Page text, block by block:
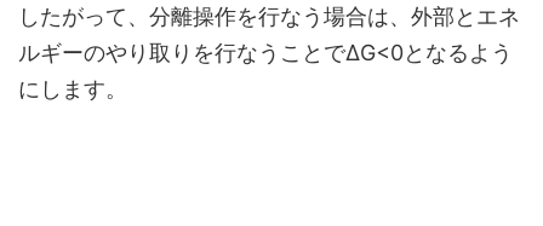
したがって、分離操作を行なう場合は、外部とエネ
ルギーのやり取りを行なうことでΔG<0となるよう
にします。